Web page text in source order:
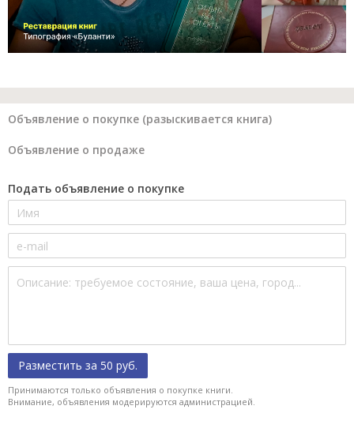
Объявление о покупке (разыскивается книга)
Объявление о продаже
Подать объявление о покупке
Разместить за 50 руб.
Принимаются только объявления о покупке книги.
Внимание, объявления модерируются администрацией.